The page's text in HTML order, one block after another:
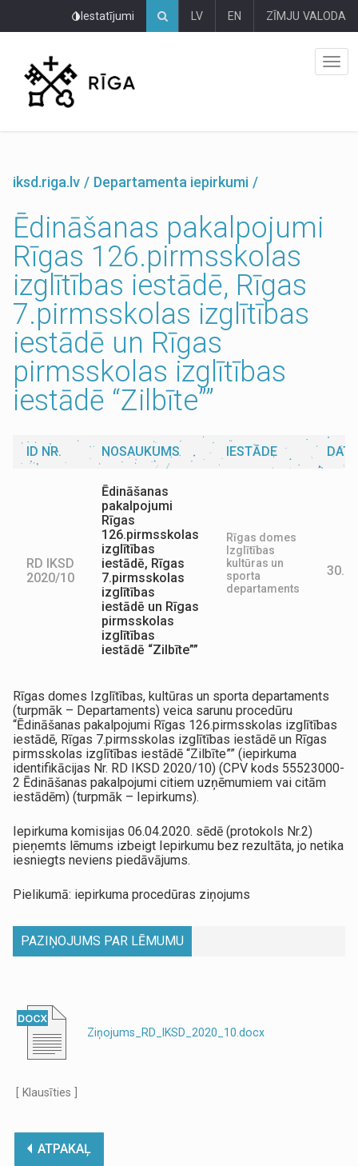
Iestatījumi LV EN ZĪMJU VALODA
iksd.riga.lv Departamenta iepirkumi
Ēdināšanas pakalpojumi
Rīgas 126.pirmsskolas
izglītības iestādē, Rīgas
7.pirmsskolas izglītības
iestādē un Rīgas
pirmsskolas izglītības
iestādē “Zilbīte””
ID NR. NOSAUKUMS IESTĀDE
RD IKSD
2020/10
Ēdināšanas
pakalpojumi
Rīgas
126.pirmsskolas
izglītības
iestādē, Rīgas
7.pirmsskolas
izglītības
iestādē un Rīgas
pirmsskolas
izglītības
iestādē “Zilbīte””
Rīgas domes
Izglītības
kultūras un
sporta
departaments
Rīgas domes Izglītības, kultūras un sporta departaments
(turpmāk – Departaments) veica sarunu procedūru
“Ēdināšanas pakalpojumi Rīgas 126.pirmsskolas izglītības
iestādē, Rīgas 7.pirmsskolas izglītības iestādē un Rīgas
pirmsskolas izglītības iestādē “Zilbīte”” (iepirkuma
identifikācijas Nr. RD IKSD 2020/10) (CPV kods 55523000-
2 Ēdināšanas pakalpojumi citiem uzņēmumiem vai citām
iestādēm) (turpmāk – Iepirkums).
Iepirkuma komisijas 06.04.2020. sēdē (protokols Nr.2)
pieņemts lēmums izbeigt Iepirkumu bez rezultāta, jo netika
iesniegts neviens piedāvājums.
Pielikumā: iepirkuma procedūras ziņojums
PAZIŅOJUMS PAR LĒMUMU
Ziņojums_RD_IKSD_2020_10.docx
[ Klausīties ]
ATPAKAĻ